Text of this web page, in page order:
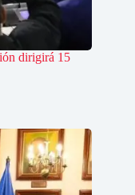
dirigirá 15